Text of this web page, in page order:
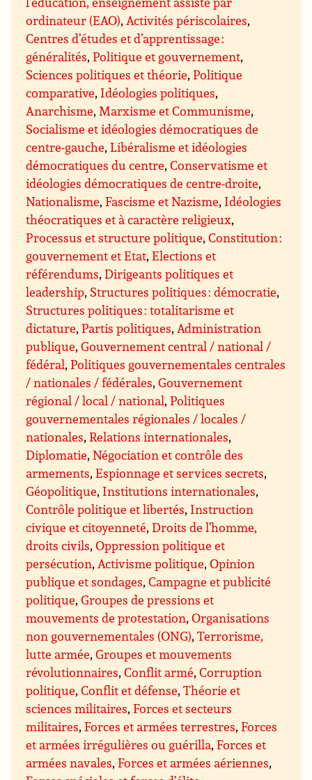
ordinateur (EAO),Activités périscolaires,
Centres d’études et d’apprentissage :
généralités,Politique et gouvernement,
Sciences politiques et théorie,Politique
comparative, Idéologies politiques,
Anarchisme,Marxisme et Communisme,
Socialisme et idéologies démocratiques de
centre-gauche,Libéralisme et idéologies
démocratiques du centre,Conservatisme et
idéologies démocratiques de centre-droite,
Nationalisme,Fascisme et Nazisme, Idéologies
théocratiques et à caractère religieux,
Processus et structure politique,Constitution :
gouvernement et Etat,Elections et
référendums,Dirigeants politiques et
leadership, Structures politiques : démocratie,
Structures politiques : totalitarisme et
dictature,Partis politiques,Administration
publique,Gouvernement central / national /
fédéral,Politiques gouvernementales centrales
/ nationales / fédérales,Gouvernement
régional / local / national,Politiques
gouvernementales régionales / locales /
nationales,Relations internationales,
Diplomatie,Négociation et contrôle des
armements,Espionnage et services secrets,
Géopolitique, Institutions internationales,
Contrôle politique et libertés, Instruction
civique et citoyenneté,Droits de l’homme,
droits civils,Oppression politique et
persécution,Activisme politique,Opinion
publique et sondages,Campagne et publicité
politique,Groupes de pressions et
mouvements de protestation,Organisations
non gouvernementales (ONG),Terrorisme,
lutte armée,Groupes et mouvements
révolutionnaires,Conflit armé,Corruption
politique,Conflit et défense,Théorie et
sciences militaires,Forces et secteurs
militaires,Forces et armées terrestres,Forces
et armées irrégulières ou guérilla,Forces et
armées navales,Forces et armées aériennes,